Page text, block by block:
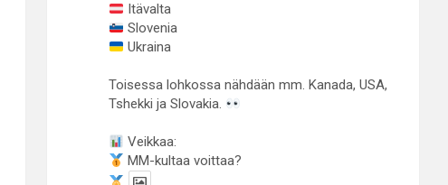
Itävalta
Slovenia
Ukraina
Toisessa lohkossa nähdään mm. Kanada, USA,
Tshekki ja Slovakia.
Veikkaa:
MM-kultaa voittaa?